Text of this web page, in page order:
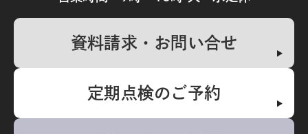
資料請求・お問い合せ
定期点検のご予約